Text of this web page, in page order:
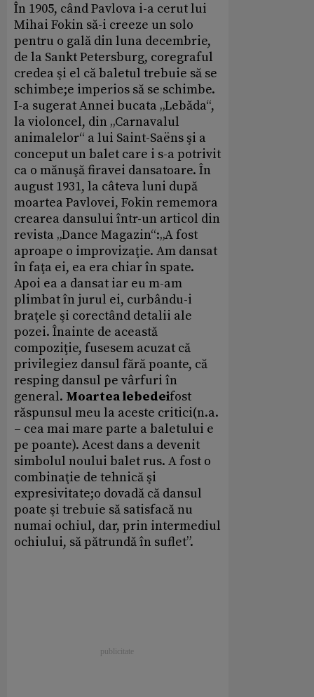
În 1905, când Pavlova i-a cerut lui
Mihai Fokin să-i creeze un solo
pentru o gală din luna decembrie,
de la Sankt Petersburg, coregraful
credea şi el că baletul trebuie să se
schimbe;e imperios să se schimbe.
I-a sugerat Annei bucata „Lebăda“,
la violoncel, din „Carnavalul
animalelor“ a lui Saint-Saëns şi a
conceput un balet care i s-a potrivit
ca o mănuşă firavei dansatoare. În
august 1931, la câteva luni după
moartea Pavlovei, Fokin rememora
crearea dansului într-un articol din
revista „Dance Magazin“:„A fost
aproape o improvizaţie. Am dansat
în faţa ei, ea era chiar în spate.
Apoi ea a dansat iar eu m-am
plimbat în jurul ei, curbându-i
braţele şi corectând detalii ale
pozei. Înainte de această
compoziţie, fusesem acuzat că
privilegiez dansul fără poante, că
resping dansul pe vârfuri în
general. Moartea lebedeifost
răspunsul meu la aceste critici(n.a.
– cea mai mare parte a baletului e
pe poante). Acest dans a devenit
simbolul noului balet rus. A fost o
combinaţie de tehnică şi
expresivitate;o dovadă că dansul
poate şi trebuie să satisfacă nu
numai ochiul, dar, prin intermediul
ochiului, să pătrundă în suflet”.